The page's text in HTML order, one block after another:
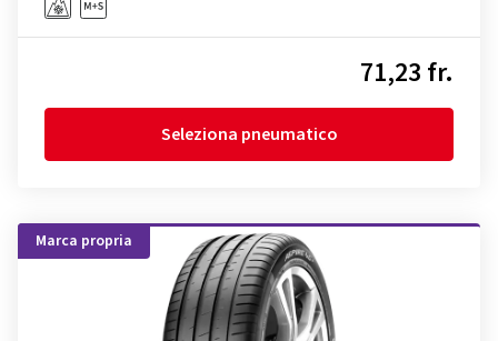
71,23 fr.
Seleziona pneumatico
Marca propria